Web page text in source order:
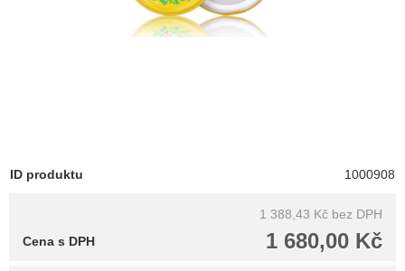
ID produktu 1000908
1 388,43 Kč bez DPH
1 680,00 Kč
Cena s DPH